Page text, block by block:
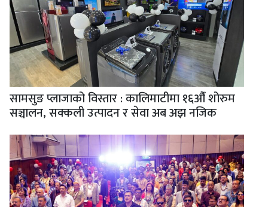
सामसुङ प्लाजाको विस्तार : कालिमाटीमा १६औँ शोरुम
सञ्चालन, सक्कली उत्पादन र सेवा अब अझ नजिक